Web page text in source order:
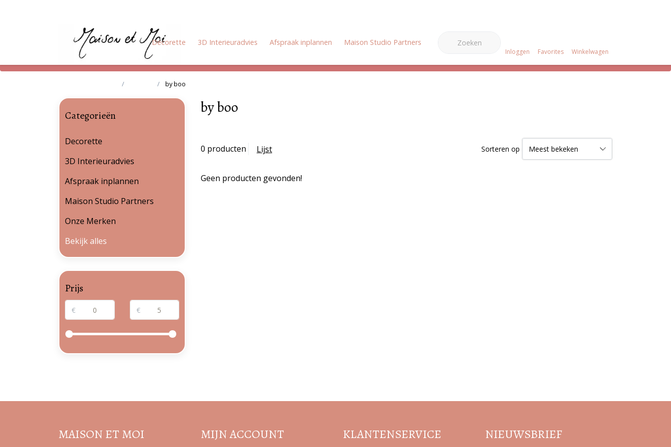
Decorette 3D Interieuradvies Afspraak inplannen Maison Studio Partners Onze Merken
Inloggen Favorites Winkelwagen
by boo
by boo
0 producten Lijst Sorteren op
Geen producten gevonden!
Categorieën
Decorette
3D Interieuradvies
Afspraak inplannen
Maison Studio Partners
Onze Merken
Bekijk alles
Prijs
€ €
Volg de nieuwste trends en acties
MAISON ET MOI MIJN ACCOUNT KLANTENSERVICE NIEUWSBRIEF